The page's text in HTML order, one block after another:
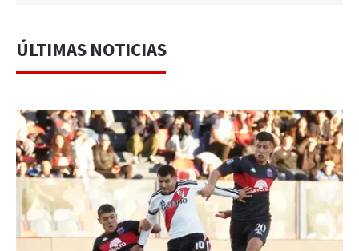
ÚLTIMAS NOTICIAS